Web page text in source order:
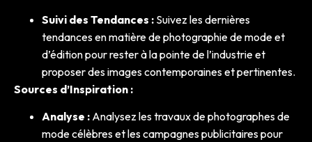
Suivi des Tendances : Suivez les dernières
tendances en matière de photographie de mode et
d’édition pour rester à la pointe de l’industrie et
proposer des images contemporaines et pertinentes.
Sources d’Inspiration :
Analyse : Analysez les travaux de photographes de
mode célèbres et les campagnes publicitaires pour